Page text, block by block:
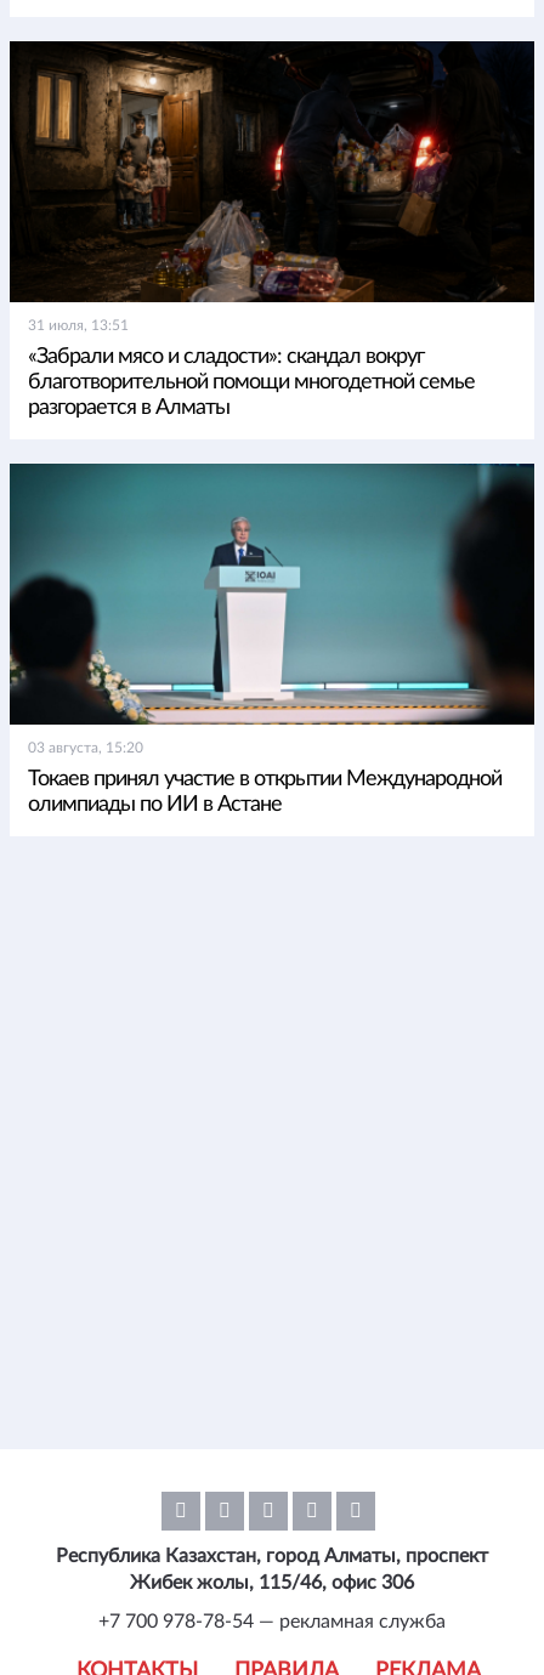
31 июля, 13:51
«Забрали мясо и сладости»: скандал вокруг
благотворительной помощи многодетной семье
разгорается в Алматы
03 августа, 15:20
Токаев принял участие в открытии Международной
олимпиады по ИИ в Астане
Республика Казахстан, город Алматы, проспект
Жибек жолы, 115/46, офис 306
+7 700 978-78-54 — рекламная служба